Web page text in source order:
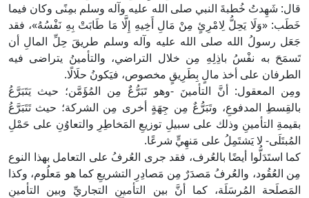
قال: شَهِدتُ خُطبةَ النبي صلى الله عليه وآله وسلم بمِنًى وكان فيما
خَطَب: «وَلَا يَحِلُّ لِامْرِئٍ مِنْ مَالِ أَخِيهِ إِلَّا مَا طَابَتْ بِهِ نَفْسُهُ»، فقد
جَعَل رسولُ الله صلى الله عليه وآله وسلم طريقَ حِلِّ المالِ أن
تَسمَحَ به نفْسُ باذِلِهِ مِن خلال التراضي، والتأمينُ يتراضى فيه
الطرفان على أخذ مالٍ بِطَرِيقٍ مخصوص، فيَكونُ حلَالًا.
ومِن المعقول: أنَّ التأمينَ -وهو تَبَرُّعٌ مِن المُؤَمَّن؛ حيث يَتَبَرَّعُ
بالقِسطِ المدفوعِ، وتَبَرُّعٌ مِن جِهَةٍ أخرى مِن الشركة؛ حيث تَتَبَرَّعُ
بقيمةِ التأمينِ وذلك على سبيلِ توزيعِ المَخاطِرِ والتعاوُنِ على حَمْلِ
المُبتَلَى- لا يَشتَمِلُ على مَنهِيٍّ شرعًا.
كما استَدَلُّوا أيضًا بالعُرف، فقد جرى العُرفُ على التعامل بهذا النوع
مِن العُقُود، والعُرفُ مَصدَرٌ مِن مَصادِرِ التشريعِ كما هو مَعلُوم، وكذا
المَصلَحة المُرسَلَة، كما أنَّ بين التأمينِ التجاريِّ وبين التأمينِ